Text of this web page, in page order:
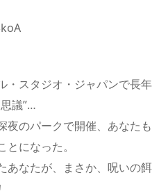
・スタジオ・ジャパンで長年
議”…
夜のパークで開催、あなたも
になった。
あなたが、まさか、呪いの餌